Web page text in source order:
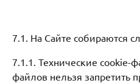
7.1. На Сайте собираются
7.1.1. Технические
файлов нельзя запретить